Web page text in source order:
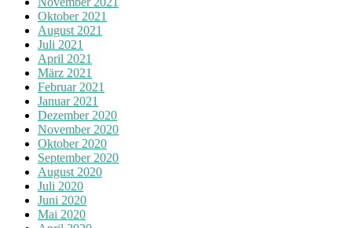
Oktober 2021
August 2021
Juli 2021
April 2021
März 2021
Februar 2021
Januar 2021
Dezember 2020
November 2020
Oktober 2020
September 2020
August 2020
Juli 2020
Juni 2020
Mai 2020